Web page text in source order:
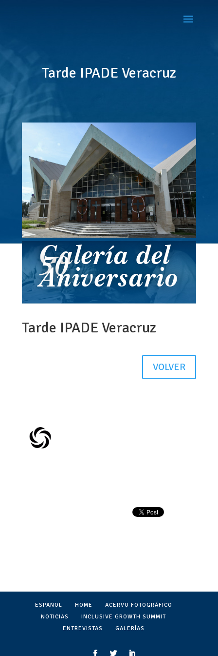
Tarde IPADE Veracruz
Galería del
50
Aniversario
Tarde IPADE Veracruz
VOLVER
ESPAÑOL HOME
ACERVO FOTOGRÁFICO
NOTICIAS
INCLUSIVE GROWTH SUMMIT
ENTREVISTAS
GALERÍAS